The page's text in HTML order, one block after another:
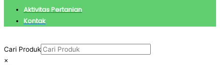
Aktivitas Pertanian
Kontak
Cari Produk
×